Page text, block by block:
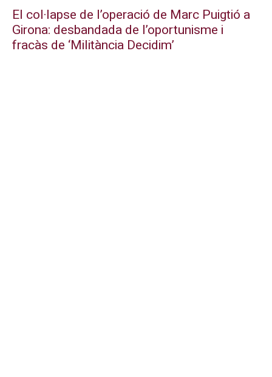
El col·lapse de l’operació de Marc Puigtió a
Girona: desbandada de l’oportunisme i
fracàs de ‘Militància Decidim’